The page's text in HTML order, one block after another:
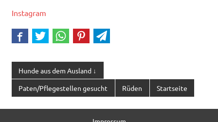
Instagram
Hunde aus dem Ausland ↓
Paten/Pflegestellen gesucht Rüden Startseite